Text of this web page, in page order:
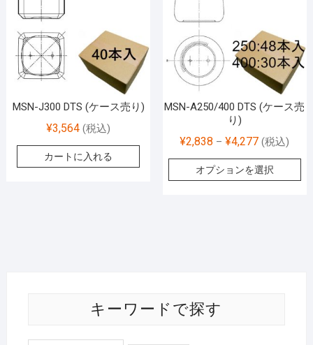
MSN-J300 DTS (ケース売り)
¥3,564 (税込)
カートに入れる
MSN-A250/400 DTS (ケース売
り)
¥2,838 –¥4,277 (税込)
オプションを選択
キーワードで探す